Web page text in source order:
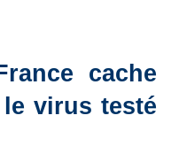
cache
virus testé